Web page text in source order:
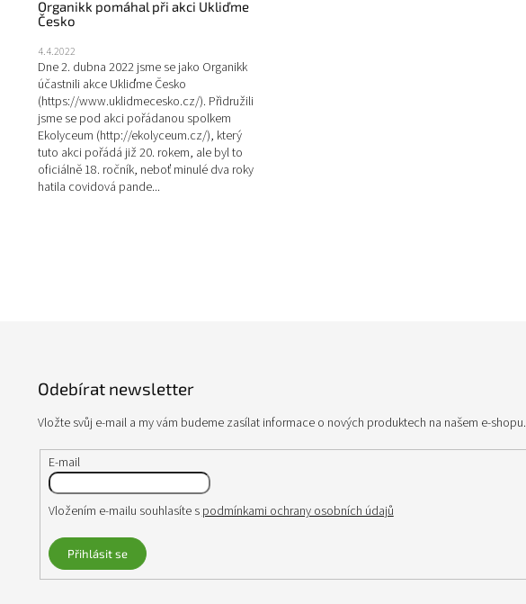
Organikk pomáhal při akci Ukliďme
Česko
4.4.2022
Dne 2. dubna 2022 jsme se jako Organikk
účastnili akce Ukliďme Česko
(https://www.uklidmecesko.cz/). Přidružili
jsme se pod akci pořádanou spolkem
Ekolyceum (http://ekolyceum.cz/), který
tuto akci pořádá již 20. rokem, ale byl to
oficiálně 18. ročník, neboť minulé dva roky
hatila covidová pande...
Odebírat newsletter
Vložte svůj e-mail a my vám budeme zasílat informace o nových produktech na našem e-shopu.
E-mail
Vložením e-mailu souhlasíte s podmínkami ochrany osobních údajů
Přihlásit se